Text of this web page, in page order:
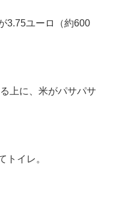
3.75ユーロ（約600
上に、米がパサパサ
トイレ。